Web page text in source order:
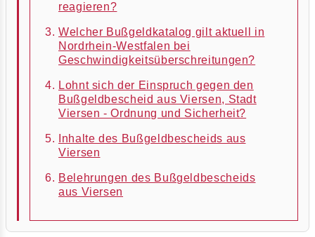
reagieren?
Welcher Bußgeldkatalog gilt aktuell in
Nordrhein-Westfalen bei
Geschwindigkeitsüberschreitungen?
Lohnt sich der Einspruch gegen den
Bußgeldbescheid aus Viersen, Stadt
Viersen - Ordnung und Sicherheit?
Inhalte des Bußgeldbescheids aus
Viersen
Belehrungen des Bußgeldbescheids
aus Viersen